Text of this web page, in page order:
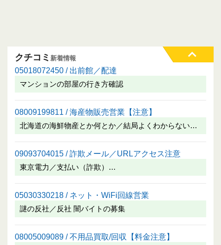
クチコミ 新着情報
05018072450 / 出前館／配達
マンションの部屋の行き方確認
08009199811 / 海産物販売営業【注意】
北海道の海鮮物産とか何とか／結局よくわからない…
09093704015 / 詐欺メール／URLアクセス注意
東京電力／支払い（詐欺）…
05030330218 / ネット・WiFi回線営業
謎の反社／反社 闇バイトの募集
08005009089 / 不用品買取/回収【料金注意】